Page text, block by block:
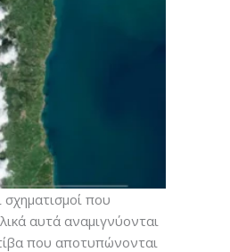
που
αυτά αναμιγνύονται
που αποτυπώνονται